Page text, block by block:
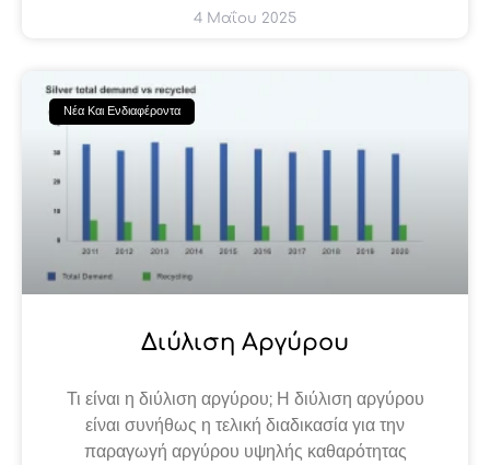
4 Μαΐου 2025
Νέα Και Ενδιαφέροντα
Διύλιση Αργύρου
Τι είναι η διύλιση αργύρου; Η διύλιση αργύρου
είναι συνήθως η τελική διαδικασία για την
παραγωγή αργύρου υψηλής καθαρότητας